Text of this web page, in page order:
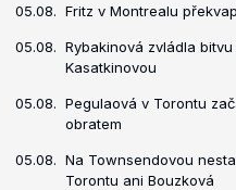
05.08. Fritz v Montrealu
05.08. Rybakinová zvládla bitvu
Kasatkinovou
05.08. Pegulaová v Torontu
obratem
05.08. Na Townsendovou
Torontu ani Bouzková